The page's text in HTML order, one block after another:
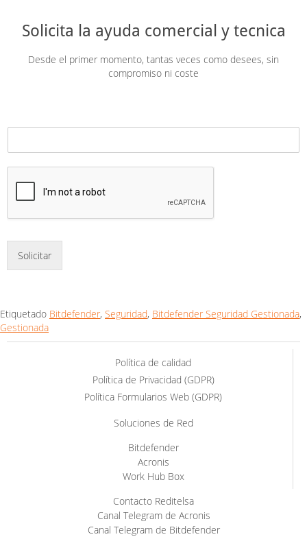
Solicita la ayuda comercial y tecnica
Desde el primer momento, tantas veces como desees, sin
compromiso ni coste
Solicitar
Etiquetado Bitdefender, Seguridad, Bitdefender Seguridad Gestionada,
Gestionada
Política de calidad
Política de Privacidad (GDPR)
Política Formularios Web (GDPR)
Soluciones de Red
Bitdefender
Acronis
Work Hub Box
Contacto Reditelsa
Canal Telegram de Acronis
Canal Telegram de Bitdefender